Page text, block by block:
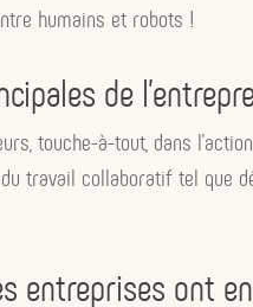
humains et robots !
de
touche-à-tout, dans
travail collaboratif tel que
entreprises ont